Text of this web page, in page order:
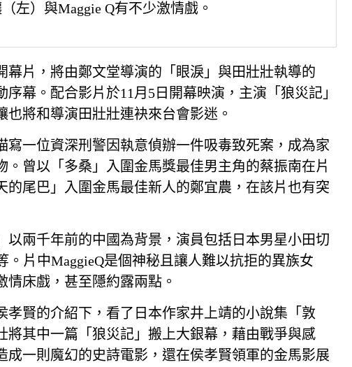
左）與Maggie Q有不少激情戲。
幕片，將由鄭文堂導演的「眼淚」與田壯壯執導的
序幕。配合影片於11月5日開幕映演，主演「狼災記」
也將和導演田壯壯連袂來台會影迷。
寫一位資深刑警因執意偵辦一件吸毒致死案，成為家
。曾以「多桑」入圍金馬獎最佳男主角的蔡振南在片
的尾巴」入圍金馬最佳新人的鄭宜農，在該片也有突
以兩千年前的中國為背景，演員包括日本男星小田切
。片中MaggieQ是個神秘且讓人難以抗拒的異族女
情床戲，甚至隱約露兩點。
孝賢的介紹下，看了日本作家井上靖的小說集「敦
將其中一篇「狼災記」搬上大銀幕，藉由戰爭與感
成一則魔幻的史詩電影，還在侯孝賢領軍的金馬影展